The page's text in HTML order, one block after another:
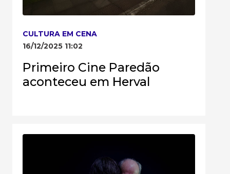
CULTURA EM CENA
16/12/2025 11:02
Primeiro Cine Paredão
aconteceu em Herval